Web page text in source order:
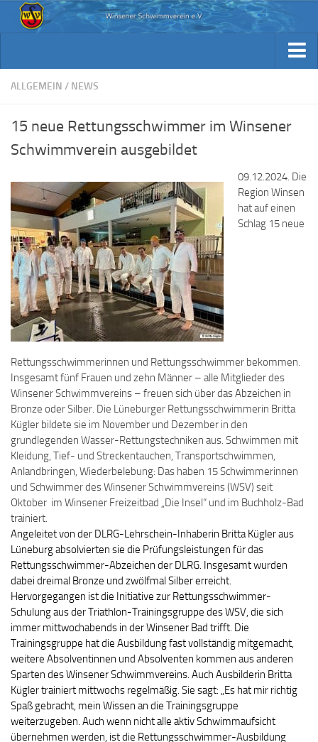
Verein / Kontakt
Sponsoren
Fotos
Beiträge & Downloads
Kennst Du schon…
Aktuelles
Trainingsplan
Sponsoren
Fotos
Beiträge & Downloads
Kennst Du schon…
ALLGEMEIN / NEWS
15 neue Rettungsschwimmer im Winsener
Schwimmverein ausgebildet
09.12.2024. Die
Region Winsen
hat auf einen
Schlag 15 neue
Rettungsschwimmerinnen und Rettungsschwimmer bekommen.
Insgesamt fünf Frauen und zehn Männer – alle Mitglieder des
Winsener Schwimmvereins – freuen sich über das Abzeichen in
Bronze oder Silber. Die Lüneburger Rettungsschwimmerin Britta
Kügler bildete sie im November und Dezember in den
grundlegenden Wasser-Rettungstechniken aus. Schwimmen mit
Kleidung, Tief- und Streckentauchen, Transportschwimmen,
Anlandbringen, Wiederbelebung: Das haben 15 Schwimmerinnen
und Schwimmer des Winsener Schwimmvereins (WSV) seit
Oktober im Winsener Freizeitbad „Die Insel“ und im Buchholz-Bad
trainiert.
Angeleitet von der DLRG-Lehrschein-Inhaberin Britta Kügler aus
Lüneburg absolvierten sie die Prüfungsleistungen für das
Rettungsschwimmer-Abzeichen der DLRG. Insgesamt wurden
dabei dreimal Bronze und zwölfmal Silber erreicht.
Hervorgegangen ist die Initiative zur Rettungsschwimmer-
Schulung aus der Triathlon-Trainingsgruppe des WSV, die sich
immer mittwochabends in der Winsener Bad trifft. Die
Trainingsgruppe hat die Ausbildung fast vollständig mitgemacht,
weitere Absolventinnen und Absolventen kommen aus anderen
Sparten des Winsener Schwimmvereins. Auch Ausbilderin Britta
Kügler trainiert mittwochs regelmäßig. Sie sagt: „Es hat mir richtig
Spaß gebracht, mein Wissen an die Trainingsgruppe
weiterzugeben. Auch wenn nicht alle aktiv Schwimmaufsicht
übernehmen werden, ist die Rettungsschwimmer-Ausbildung